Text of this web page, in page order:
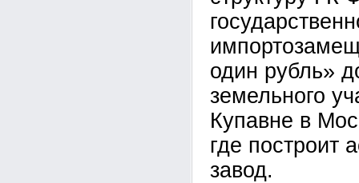
один рубль»
земельного
Купавне в
где построит
завод.